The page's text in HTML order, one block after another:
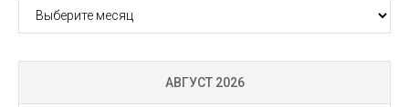
АРХИВ
АВГУСТ 2026